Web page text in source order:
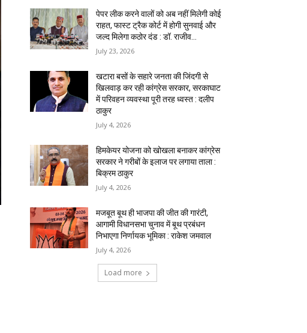
पेपर लीक करने वालों को अब नहीं मिलेगी कोई
राहत, फास्ट ट्रैक कोर्ट में होगी सुनवाई और
जल्द मिलेगा कठोर दंड : डॉ. राजीव...
July 23, 2026
खटारा बसों के सहारे जनता की जिंदगी से
खिलवाड़ कर रही कांग्रेस सरकार, सरकाघाट
में परिवहन व्यवस्था पूरी तरह ध्वस्त : दलीप
ठाकुर
July 4, 2026
हिमकेयर योजना को खोखला बनाकर कांग्रेस
सरकार ने गरीबों के इलाज पर लगाया ताला :
बिक्रम ठाकुर
July 4, 2026
मजबूत बूथ ही भाजपा की जीत की गारंटी,
आगामी विधानसभा चुनाव में बूथ प्रबंधन
निभाएगा निर्णायक भूमिका : राकेश जमवाल
July 4, 2026
Load more